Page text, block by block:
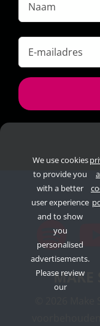
mailadres
*
MAKE
We use cookies
to provide you
with a better
user experience
and to show
you
personalised
advertisements.
Please review
our